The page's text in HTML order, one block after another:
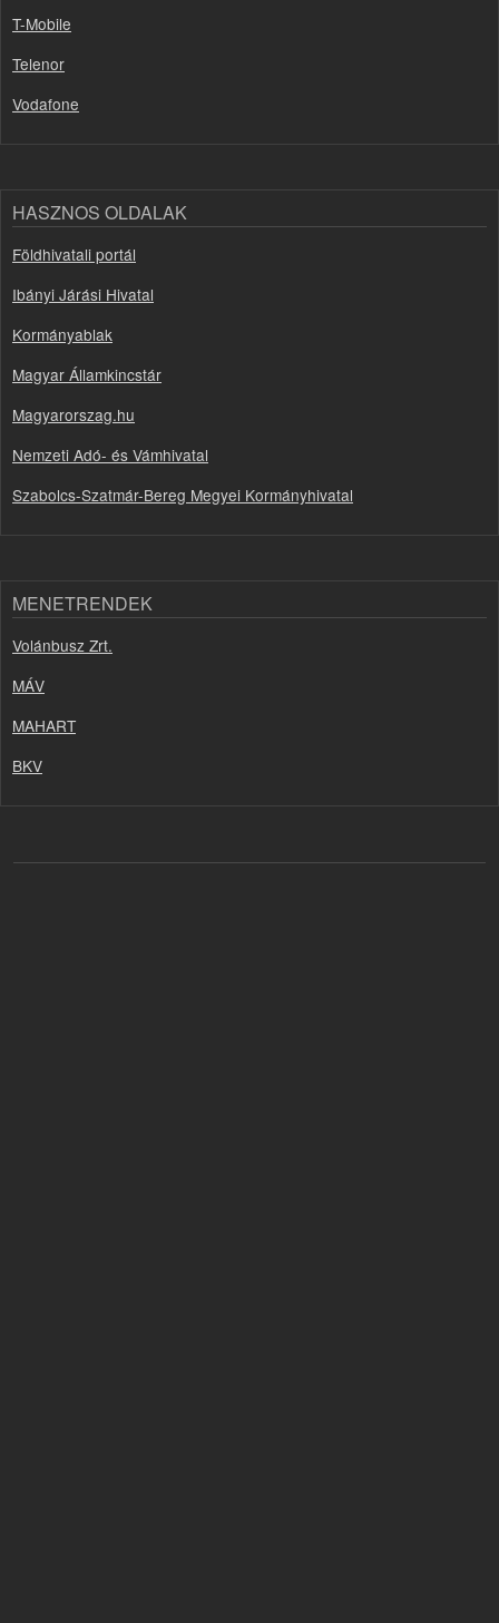
T-Mobile
Telenor
Vodafone
HASZNOS OLDALAK
Földhivatali portál
Ibányi Járási Hivatal
Kormányablak
Magyar Államkincstár
Magyarorszag.hu
Nemzeti Adó- és Vámhivatal
Szabolcs-Szatmár-Bereg Megyei Kormányhivatal
MENETRENDEK
Volánbusz Zrt.
MÁV
MAHART
BKV